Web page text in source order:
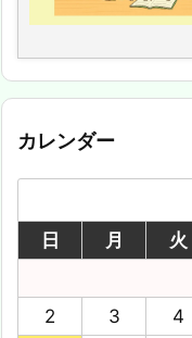
カレンダー
日
月 火
2
3 4